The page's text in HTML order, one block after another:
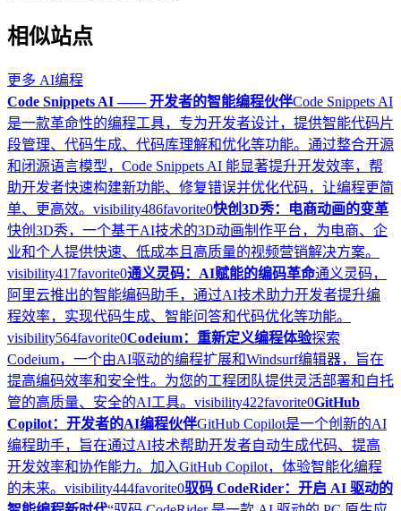
相似站点
更多 AI编程
Code Snippets AI —— 开发者的智能编程伙伴Code Snippets AI
是一款革命性的编程工具，专为开发者设计，提供智能代码片
段管理、代码生成、代码库理解和优化等功能。通过整合开源
和闭源语言模型，Code Snippets AI 能显著提升开发效率，帮
助开发者快速构建新功能、修复错误并优化代码，让编程更简
单、更高效。 visibility486favorite0快创3D秀：电商动画的变革
快创3D秀，一个基于AI技术的3D动画制作平台，为电商、企
业和个人提供快速、低成本且高质量的视频营销解决方案。
visibility417favorite0通义灵码：AI赋能的编码革命通义灵码，
阿里云推出的智能编码助手，通过AI技术助力开发者提升编
程效率，实现代码生成、智能问答和代码优化等功能。
visibility564favorite0Codeium：重新定义编程体验探索
Codeium，一个由AI驱动的编程扩展和Windsurf编辑器，旨在
提高编码效率和安全性。为您的工程团队提供灵活部署和自托
管的高质量、安全的AI工具。 visibility422favorite0GitHub
Copilot：开发者的AI编程伙伴GitHub Copilot是一个创新的AI
编程助手，旨在通过AI技术帮助开发者自动生成代码、提高
开发效率和协作能力。加入GitHub Copilot，体验智能化编程
的未来。 visibility444favorite0驭码 CodeRider：开启 AI 驱动的